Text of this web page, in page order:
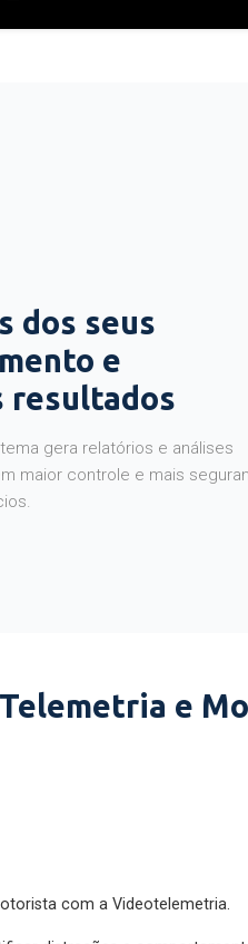
dos seus
e
resultados
gera relatórios e análises
maior controle e mais
e
com a Videotelemetria.